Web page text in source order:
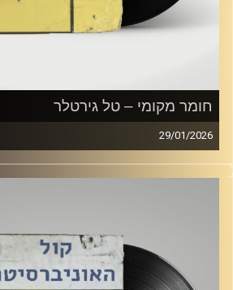
חומר מקומי – טל גירטלר
29/01/2026
שעה של מוזיקה ישראלית עם טל גירטלר